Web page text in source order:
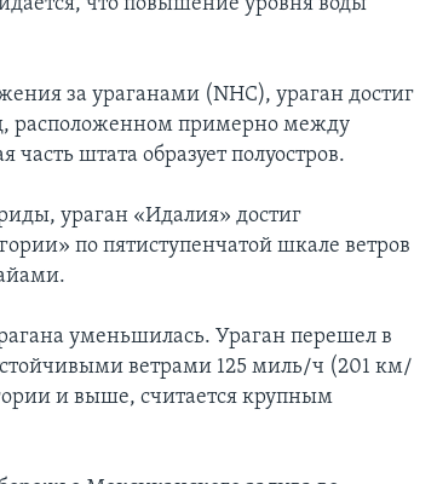
за ураганами (NHC), ураган достиг
расположенном примерно между
часть штата образует полуостров.
ураган «Идалия» достиг
по пятиступенчатой шкале ветров
уменьшилась. Ураган перешел в
ветрами 125 миль/ч (201 км/
и выше, считается крупным